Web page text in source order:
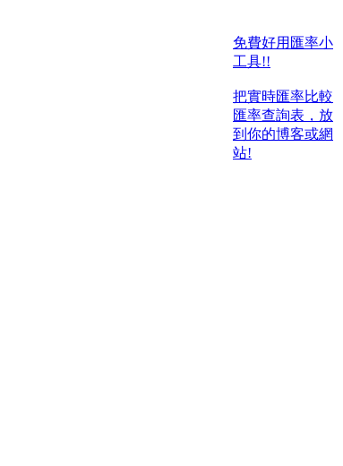
免費好用匯率小
工具!!
把實時匯率比較
匯率查詢表，放
到你的博客或網
站!